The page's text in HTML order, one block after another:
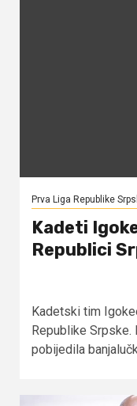
Prva Liga Republike
Kadeti
Republici
Kadetski tim
Republike Srpske.
pobijedila